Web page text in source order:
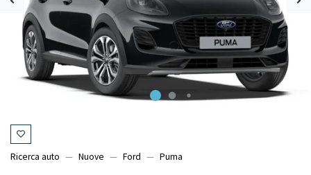
Ricerca auto Nuove Ford Puma